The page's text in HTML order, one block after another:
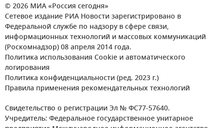
© 2026 МИА «Россия сегодня»
Сетевое издание РИА Новости зарегистрировано в
Федеральной службе по надзору в сфере связи,
информационных технологий и массовых коммуникаций
(Роскомнадзор) 08 апреля 2014 года.
Политика использования Cookie и автоматического
логирования
Политика конфиденциальности (ред. 2023 г.)
Правила применения рекомендательных технологий
Свидетельство о регистрации Эл № ФС77-57640.
Учредитель: Федеральное государственное унитарное